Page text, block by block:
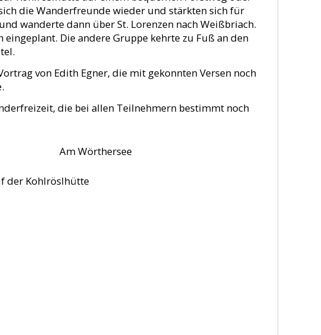
die Wanderfreunde wieder und stärkten sich für
wanderte dann über St. Lorenzen nach Weißbriach.
eingeplant. Die andere Gruppe kehrte zu Fuß an den
von Edith Egner, die mit gekonnten Versen noch
die bei allen Teilnehmern bestimmt noch
Wörthersee